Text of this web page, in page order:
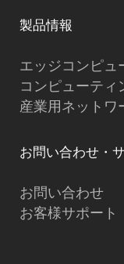
製品情報
エッジコンピュ
コンピューテ
産業用ネットワ
お問い合わせ・
お問い合わせ
お客様サポート